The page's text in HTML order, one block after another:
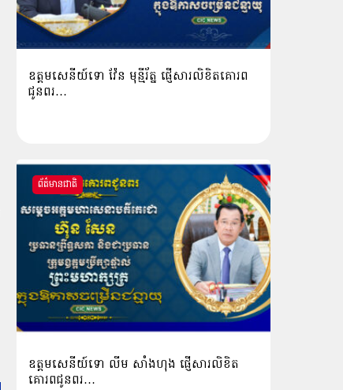
ឧត្តមសេនីយ៍ទោ វ៉ែន មុន្មីរ័ត្ន ផ្ញើសារលិខិតគោរព
ជូនពរ…
ព័ត៌មានជាតិ
ឧត្តមសេនីយ៍ទោ លីម​ សាំង​ហុង​ ផ្ញើសារលិខិត
គោរពជូនពរ…